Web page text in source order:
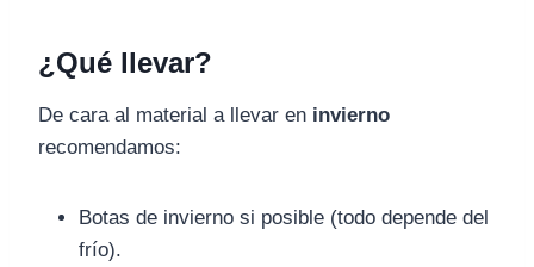
¿Qué llevar?
De cara al material a llevar en invierno
recomendamos:
Botas de invierno si posible (todo depende del
frío).